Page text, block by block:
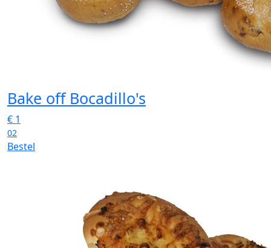
Bake off Bocadillo's
€ 1
02
Bestel